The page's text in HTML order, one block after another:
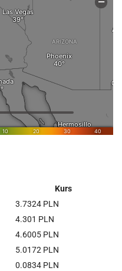
Kurs
3.7324 PLN
4.301 PLN
4.6005 PLN
5.0172 PLN
0.0834 PLN